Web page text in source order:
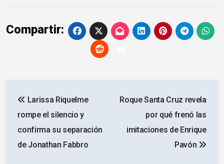
Compartir:
de
entradas
Larissa Riquelme
rompe el silencio y
confirma su separación
de Jonathan Fabbro
Roque Santa Cruz revela
por qué frenó las
imitaciones de Enrique
Pavón